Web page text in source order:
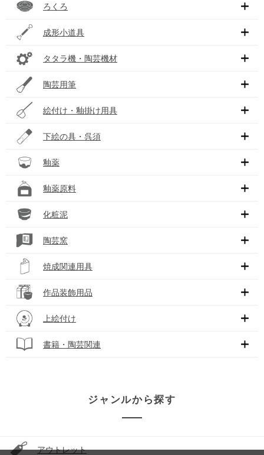
ろくろ
成形小道具
タタラ機・陶芸機材
陶芸用筆
絵付け・釉掛け用具
下絵の具・呉須
釉薬
釉薬原料
化粧泥
陶芸窯
焼成関連用具
作品装飾用品
上絵付け
書籍・陶芸関連
ジャンルから探す
アウトレット